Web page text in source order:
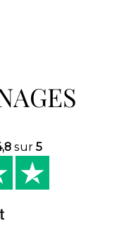
sur 5